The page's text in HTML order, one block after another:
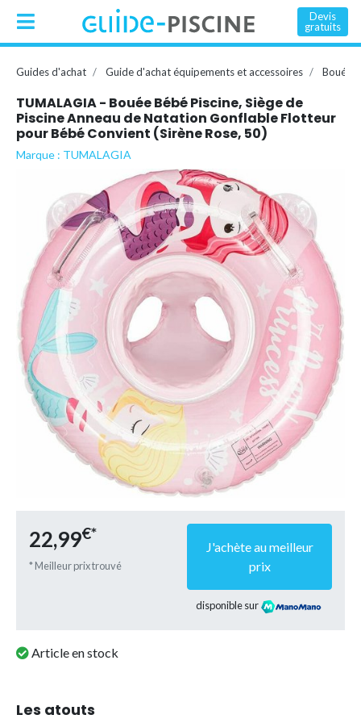
Devis
gratuits
Guides d'achat Guide d'achat équipements et accessoires Bouée,
TUMALAGIA - Bouée Bébé Piscine, Siège de
Piscine Anneau de Natation Gonflable Flotteur
pour Bébé Convient (Sirène Rose, 50)
Marque : TUMALAGIA
22,99€*
* Meilleur prix trouvé
J'achète au meilleur
prix
disponible sur
Article en stock
Les atouts